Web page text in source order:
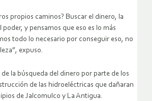
propios caminos? Buscar el dinero, la
poder, y pensamos que eso es lo más
todo lo necesario por conseguir eso, no
expuso.
la búsqueda del dinero por parte de los
de las hidroeléctricas que dañaran
de Jalcomulco y La Antigua.